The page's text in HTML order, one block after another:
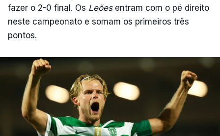
fazer o 2-0 final. Os Leõesentram com o pé direito
neste campeonato e somam os primeiros três
pontos.